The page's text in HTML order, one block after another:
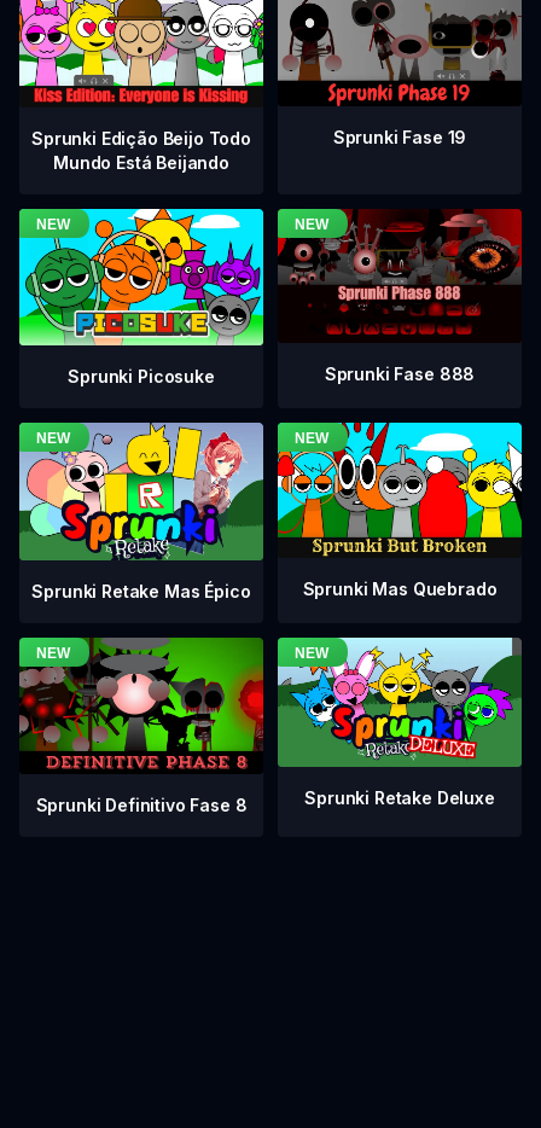
Sprunki Edição Beijo Todo
Mundo Está Beijando
Sprunki Fase 19
Sprunki Picosuke Sprunki Fase 888
Sprunki Retake Mas Épico Sprunki Mas Quebrado
Sprunki Definitivo Fase 8 Sprunki Retake Deluxe